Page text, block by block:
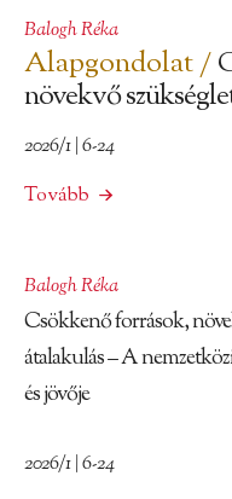
Balogh Réka
Alapgondolat /
növekvő
2026/1 | 6-24
Tovább
Balogh Réka
Csökkenő források,
átalakulás – A
és jövője
2026/1 | 6-24